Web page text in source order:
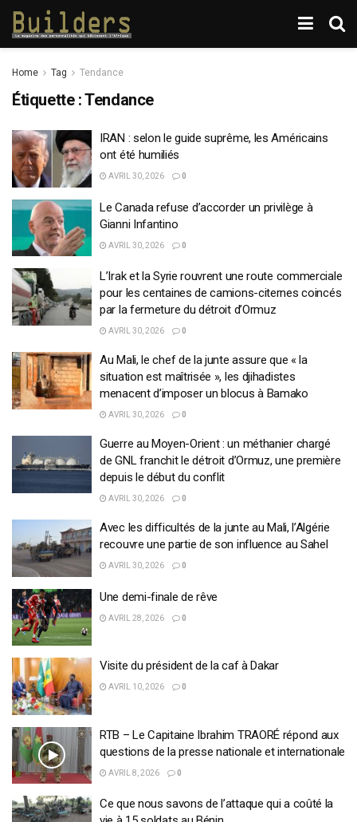
Home Tag Tendance
Étiquette :Tendance
IRAN : selon le guide suprême, les Américains
ont été humiliés
AVRIL 30, 2026 0
Le Canada refuse d’accorder un privilège à
Gianni Infantino
AVRIL 30, 2026 0
L’Irak et la Syrie rouvrent une route commerciale
pour les centaines de camions-citernes coincés
par la fermeture du détroit d’Ormuz
AVRIL 30, 2026 0
Au Mali, le chef de la junte assure que « la
situation est maîtrisée », les djihadistes
menacent d’imposer un blocus à Bamako
AVRIL 30, 2026 0
Guerre au Moyen-Orient : un méthanier chargé
de GNL franchit le détroit d’Ormuz, une première
depuis le début du conflit
AVRIL 30, 2026 0
Avec les difficultés de la junte au Mali, l’Algérie
recouvre une partie de son influence au Sahel
AVRIL 30, 2026 0
Une demi-finale de rêve
AVRIL 28, 2026 0
Visite du président de la caf à Dakar
AVRIL 10, 2026 0
RTB – Le Capitaine Ibrahim TRAORÉ répond aux
questions de la presse nationale et internationale
AVRIL 8, 2026 0
Ce que nous savons de l’attaque qui a coûté la